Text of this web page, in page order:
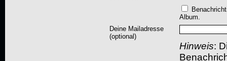
Album.
Deine Mailadresse
(optional)
Hinweis: